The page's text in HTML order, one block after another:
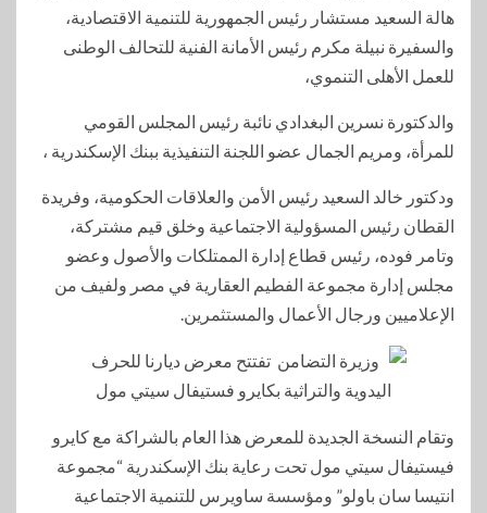
هالة السعيد مستشار رئيس الجمهورية للتنمية الاقتصادية،
والسفيرة نبيلة مكرم رئيس الأمانة الفنية للتحالف الوطنى
للعمل الأهلى التنموي،
والدكتورة نسرين البغدادي نائبة رئيس المجلس القومي
للمرأة، ومريم الجمال عضو اللجنة التنفيذية ببنك الإسكندرية ،
ودكتور خالد السعيد رئيس الأمن والعلاقات الحكومية، وفريدة
القطان رئيس المسؤولية الاجتماعية وخلق قيم مشتركة،
وتامر فوده، رئيس قطاع إدارة الممتلكات والأصول وعضو
مجلس إدارة مجموعة الفطيم العقارية في مصر ولفيف من
الإعلاميين ورجال الأعمال والمستثمرين.
وتقام النسخة الجديدة للمعرض هذا العام بالشراكة مع كايرو
فيستيفال سيتي مول تحت رعاية بنك الإسكندرية “مجموعة
انتيسا سان باولو” ومؤسسة ساويرس للتنمية الاجتماعية